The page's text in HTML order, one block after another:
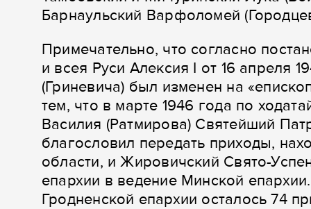
Барнаульский Варфоломей
Примечательно, что согласно
и всея Руси Алексия I от 16 апреля
(Гриневича) был изменен на
тем, что в марте 1946 года по
Василия (Ратмирова) Святейший
благословил передать приходы,
области, и Жировичский Свято-
епархии в ведение Минской
Гродненской епархии осталось 74